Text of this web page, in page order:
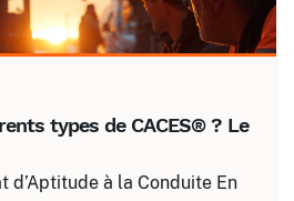
types de CACES® ? Le
d’Aptitude à la Conduite En